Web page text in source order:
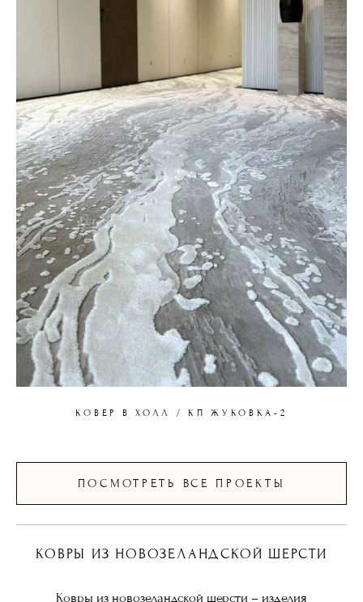
КОВЕР В ХОЛЛ / КП ЖУКОВКА-2
ПОСМОТРЕТЬ ВСЕ ПРОЕКТЫ
КОВРЫ ИЗ НОВОЗЕЛАНДСКОЙ ШЕРСТИ
Ковры из новозеландской шерсти – изделия